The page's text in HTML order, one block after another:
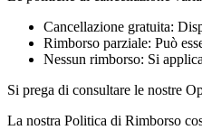
Cancellazione gratuita:
Rimborso parziale: Può
Nessun rimborso: Si
Si prega di consultare le nostre
La nostra Politica di Rimborso